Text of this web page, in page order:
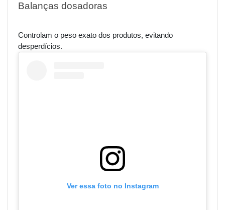
Balanças dosadoras
Controlam o peso exato dos produtos, evitando
desperdícios.
Ver essa foto no Instagram